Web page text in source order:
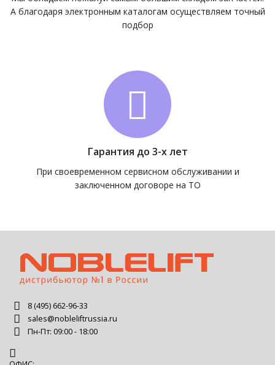
А благодаря электронным каталогам осуществляем точный
подбор
Гарантия до 3-х лет
При своевременном сервисном обслуживании и
заключенном договоре на ТО
8 (495) 662-96-33
sales@nobleliftrussia.ru
Пн-Пт: 09:00 - 18:00